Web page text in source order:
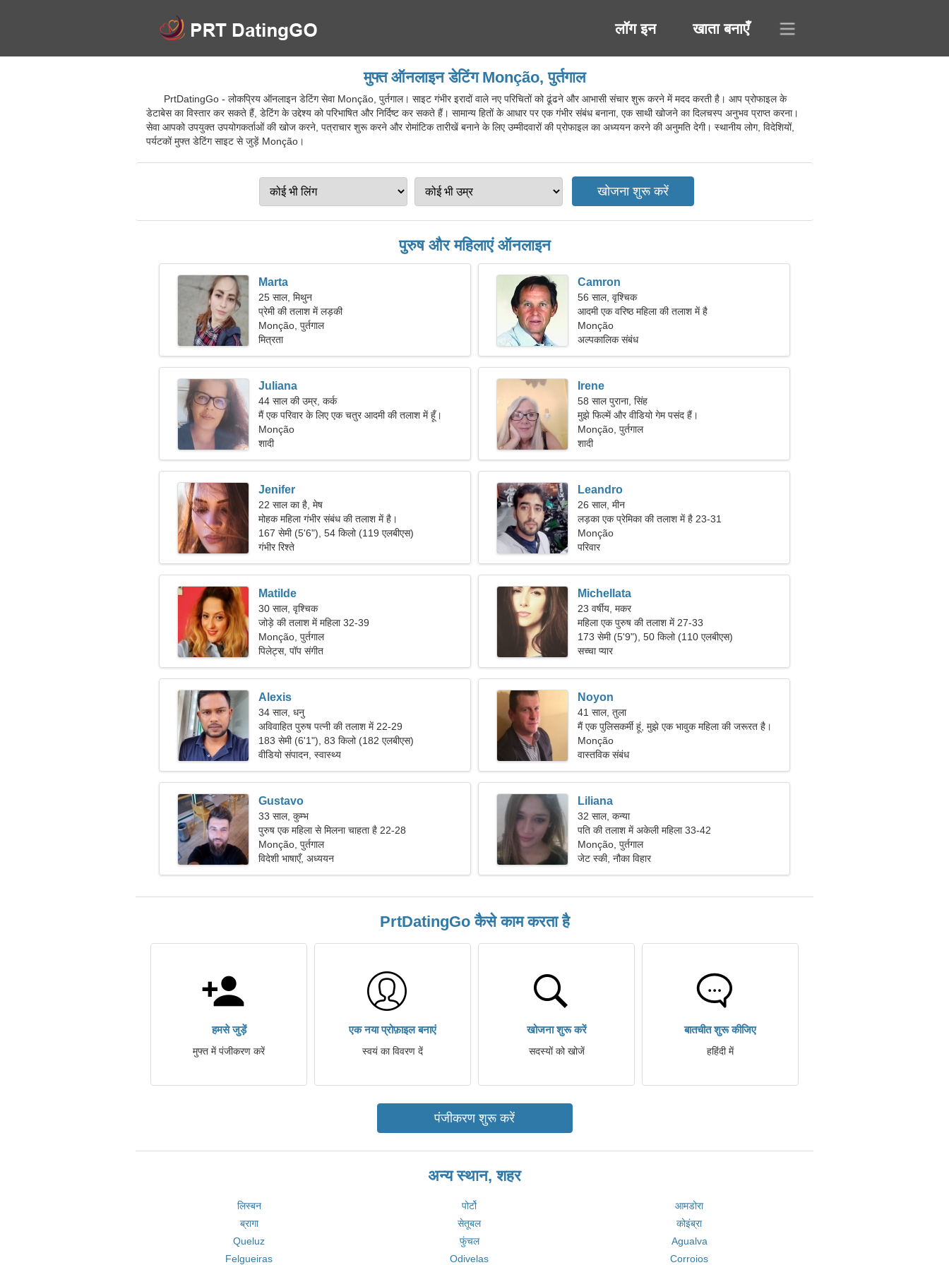
लॉग इन खाता बनाएँ
मुफ्त ऑनलाइन डेटिंग Monção, पुर्तगाल
PrtDatingGo - लोकप्रिय ऑनलाइन डेटिंग सेवा Monção, पुर्तगाल। साइट गंभीर इरादों वाले नए परिचितों को ढूंढने और आभासी संचार शुरू करने में मदद करती है। आप प्रोफाइल के
डेटाबेस का विस्तार कर सकते हैं, डेटिंग के उद्देश्य को परिभाषित और निर्दिष्ट कर सकते हैं। सामान्य हितों के आधार पर एक गंभीर संबंध बनाना, एक साथी खोजने का दिलचस्प अनुभव प्राप्त करना।
सेवा आपको उपयुक्त उपयोगकर्ताओं की खोज करने, पत्राचार शुरू करने और रोमांटिक तारीखें बनाने के लिए उम्मीदवारों की प्रोफाइल का अध्ययन करने की अनुमति देगी। स्थानीय लोग, विदेशियों,
पर्यटकों मुफ्त डेटिंग साइट से जुड़ें Monção।
पुरुष और महिलाएं ऑनलाइन
Marta
25 साल, मिथुन
प्रेमी की तलाश में लड़की
Monção, पुर्तगाल
मित्रता
Camron
56 साल, वृश्चिक
आदमी एक वरिष्ठ महिला की तलाश में है
Monção
अल्पकालिक संबंध
Juliana
44 साल की उम्र, कर्क
मैं एक परिवार के लिए एक चतुर आदमी की तलाश में हूँ।
Monção
शादी
Irene
58 साल पुराना, सिंह
मुझे फिल्में और वीडियो गेम पसंद हैं।
Monção, पुर्तगाल
शादी
Jenifer
22 साल का है, मेष
मोहक महिला गंभीर संबंध की तलाश में है।
167 सेमी (5'6"), 54 किलो (119 एलबीएस)
गंभीर रिश्ते
Leandro
26 साल, मीन
लड़का एक प्रेमिका की तलाश में है 23-31
Monção
परिवार
Matilde
30 साल, वृश्चिक
जोड़े की तलाश में महिला 32-39
Monção, पुर्तगाल
पिलेट्स, पॉप संगीत
Michellata
23 वर्षीय, मकर
महिला एक पुरुष की तलाश में 27-33
173 सेमी (5'9"), 50 किलो (110 एलबीएस)
सच्चा प्यार
Alexis
34 साल, धनु
अविवाहित पुरुष पत्नी की तलाश में 22-29
183 सेमी (6'1"), 83 किलो (182 एलबीएस)
वीडियो संपादन, स्वास्थ्य
Noyon
41 साल, तुला
मैं एक पुलिसकर्मी हूं, मुझे एक भावुक महिला की जरूरत है।
Monção
वास्तविक संबंध
Gustavo
33 साल, कुम्भ
पुरुष एक महिला से मिलना चाहता है 22-28
Monção, पुर्तगाल
विदेशी भाषाएँ, अध्ययन
Liliana
32 साल, कन्या
पति की तलाश में अकेली महिला 33-42
Monção, पुर्तगाल
जेट स्की, नौका विहार
PrtDatingGo कैसे काम करता है
हमसे जुड़ें
मुफ्त में पंजीकरण करें
एक नया प्रोफ़ाइल बनाएं
स्वयं का विवरण दें
खोजना शुरू करें
सदस्यों को खोजें
बातचीत शुरू कीजिए
हहिंदी में
पंजीकरण शुरू करें
अन्य स्थान, शहर
लिस्बन पोर्टो
आमडोरा
ब्रागा
सेतूबल
कोइंब्रा
Queluz
फुंचल
Agualva
Felgueiras
Odivelas Corroios